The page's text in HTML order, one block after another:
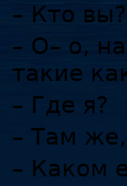
– Кто вы?
– О– о,
такие
– Где я?
– Там
– Каком